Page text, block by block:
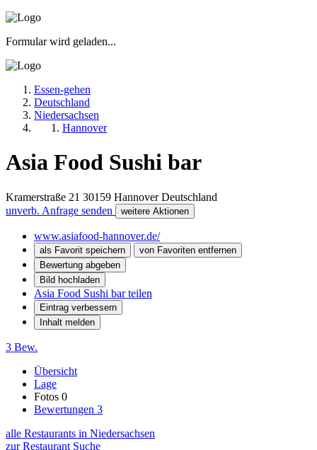
Formular wird geladen...
Essen-gehen
Deutschland
Niedersachsen
Hannover
Asia Food Sushi bar
Kramerstraße 21 30159 Hannover Deutschland
unverb. Anfrage senden
weitere Aktionen
www.asiafood-hannover.de/
als Favorit speichern
von Favoriten entfernen
Bewertung abgeben
Bild hochladen
Asia Food Sushi bar teilen
Eintrag verbessern
Inhalt melden
3 Bew.
Übersicht
Lage
Fotos 0
Bewertungen 3
alle Restaurants in Niedersachsen
zur Restaurant Suche